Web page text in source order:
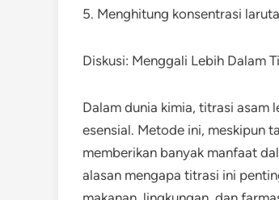
5. Menghitung konsentrasi
Diskusi: Menggali Lebih Dalam
Dalam dunia kimia, titrasi asam
esensial. Metode ini, meskipun
memberikan banyak manfaat
alasan mengapa titrasi ini